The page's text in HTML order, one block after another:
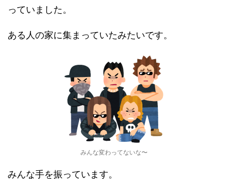
っていました。
ある人の家に集まっていたみたいです。
みんな変わってないな〜
みんな手を振っています。